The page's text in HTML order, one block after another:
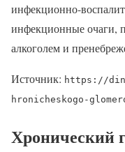
инфекционно-
инфекционные очаги,
алкоголем и
Источник: https://
hronicheskogo-
Хронический